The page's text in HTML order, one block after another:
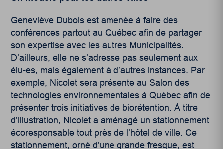
Geneviève Dubois est amenée à faire des
conférences partout au Québec afin de partager
son expertise avec les autres Municipalités.
D’ailleurs, elle ne s’adresse pas seulement aux
élu-es, mais également à d’autres instances. Par
exemple, Nicolet sera présente au Salon des
technologies environnementales à Québec afin de
présenter trois initiatives de biorétention. À titre
d’illustration, Nicolet a aménagé un stationnement
écoresponsable tout près de l’hôtel de ville. Ce
stationnement, orné d’une grande fresque, est